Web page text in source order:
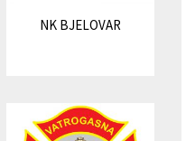
NK BJELOVAR